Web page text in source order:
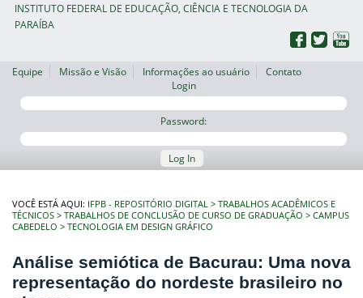
INSTITUTO FEDERAL DE EDUCAÇÃO, CIÊNCIA E TECNOLOGIA DA
PARAÍBA
Equipe Missão e Visão Informações ao usuário
Contato
Login
Password:
Log In
VOCÊ ESTÁ AQUI: IFPB - REPOSITÓRIO DIGITAL
TRABALHOS ACADÊMICOS E
TÉCNICOS
TRABALHOS DE CONCLUSÃO DE CURSO DE GRADUAÇÃO
CAMPUS
CABEDELO
TECNOLOGIA EM DESIGN GRÁFICO
Análise semiótica de Bacurau: Uma nova
representação do nordeste brasileiro no